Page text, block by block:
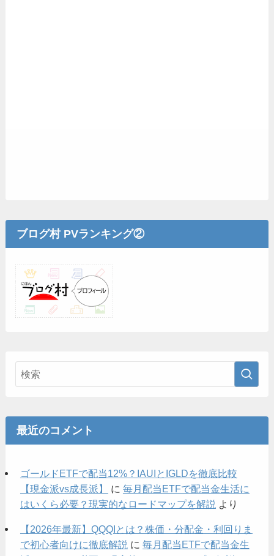
ブログ村 PVランキング②
最近のコメント
ゴールドETFで配当12%？IAUIとIGLDを徹底比較
【現金派vs成長派】
に 毎月配当ETFで配当金生活に
はいくら必要？現実的なロードマップを解説 より
【2026年最新】QQQIとは？株価・分配金・利回りま
で初心者向けに徹底解説 に 毎月配当ETFで配当金生